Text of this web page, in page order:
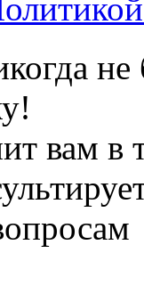
не
вам в